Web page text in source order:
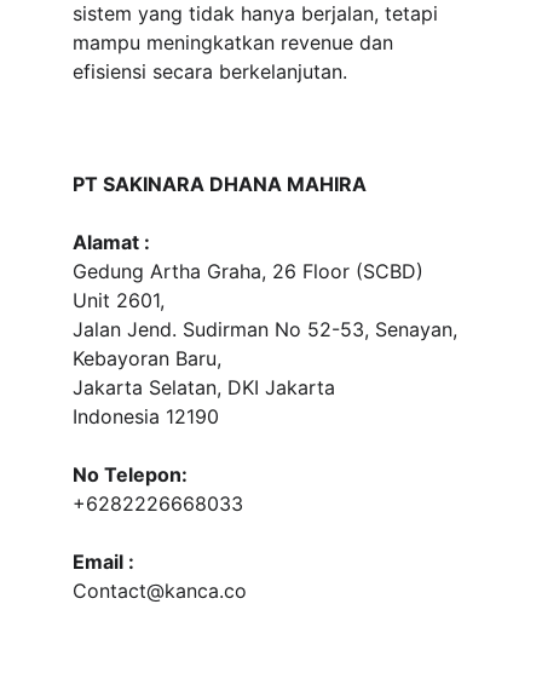
sistem yang tidak hanya berjalan, tetapi
mampu meningkatkan revenue dan
efisiensi secara berkelanjutan.
PT SAKINARA DHANA MAHIRA
Alamat :
Gedung Artha Graha, 26 Floor (SCBD)
Unit 2601,
Jalan Jend. Sudirman No 52-53, Senayan,
Kebayoran Baru,
Jakarta Selatan, DKI Jakarta
Indonesia 12190
No Telepon:
+6282226668033
Email :
Contact@kanca.co